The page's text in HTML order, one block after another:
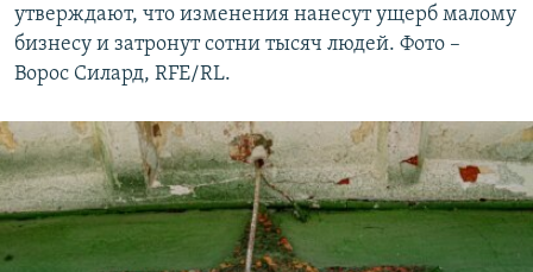
утверждают, что изменения нанесут ущерб малому
бизнесу и затронут сотни тысяч людей. Фото –
Ворос Силард, RFE/RL.